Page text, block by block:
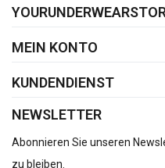
MEIN KONTO
KUNDENDIENST
NEWSLETTER
Abonnieren Sie unseren
zu bleiben.